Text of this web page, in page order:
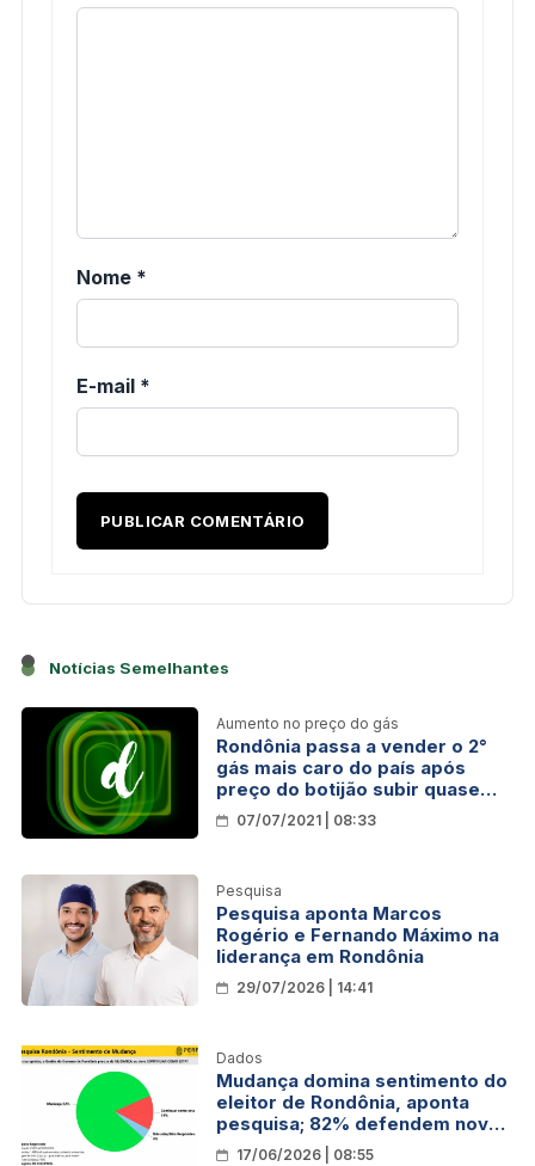
Nome *
E-mail *
Notícias Semelhantes
Aumento no preço do gás
Rondônia passa a vender o 2°
gás mais caro do país após
preço do botijão subir quase
16% em seis meses
07/07/2021 | 08:33
Pesquisa
Pesquisa aponta Marcos
Rogério e Fernando Máximo na
liderança em Rondônia
29/07/2026 | 14:41
Dados
Mudança domina sentimento do
eleitor de Rondônia, aponta
pesquisa; 82% defendem nova
direção para o Estado
17/06/2026 | 08:55